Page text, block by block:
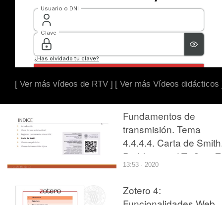
[ Ver más vídeos de RTV ] [ Ver más Vídeos didácticos
Fundamentos de
transmisión. Tema
4.4.4.4. Carta de
Problema 4. LT+Cs e
13:53 · 2020
Zotero 4: